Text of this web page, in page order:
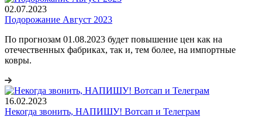
02.07.2023
Подорожание Август 2023
По прогнозам 01.08.2023 будет повышение цен как на
отечественных фабриках, так и, тем более, на импортные
ковры.
16.02.2023
Некогда звонить, НАПИШУ! Вотсап и Телеграм